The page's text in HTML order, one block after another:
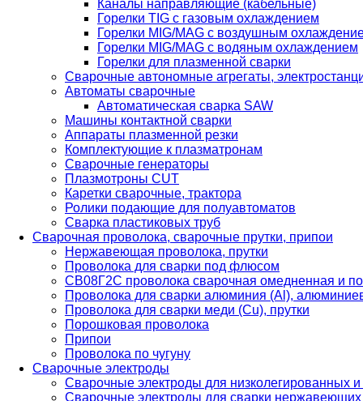
Каналы направляющие (кабельные)
Горелки TIG с газовым охлаждением
Горелки MIG/MAG с воздушным
Горелки MIG/MAG с водяным охлаждением
Горелки для плазменной сварки
Сварочные автономные агрегаты,
Автоматы сварочные
Автоматическая сварка SAW
Машины контактной сварки
Аппараты плазменной резки
Комплектующие к плазматронам
Сварочные генераторы
Плазмотроны CUT
Каретки сварочные, трактора
Ролики подающие для полуавтоматов
Сварка пластиковых труб
Сварочная проволока, сварочные прутки, припои
Нержавеющая проволока, прутки
Проволока для сварки под флюсом
СВ08Г2С проволока сварочная омедненная и
Проволока для сварки алюминия (Al),
Проволока для сварки меди (Cu), прутки
Порошковая проволока
Припои
Проволока по чугуну
Сварочные электроды
Сварочные электроды для низколегированных и
Сварочные электроды для сварки